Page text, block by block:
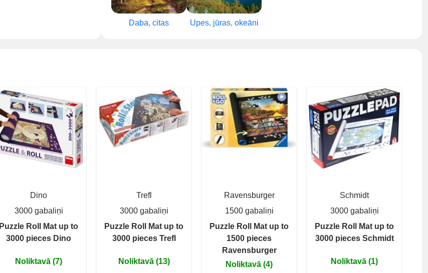
Daba, citas Upes, jūras, okeāni
Dino
3000 gabaliņi
Puzzle Roll Mat up to
3000 pieces Dino
Noliktavā (7)
Trefl
3000 gabaliņi
Puzzle Roll Mat up to
3000 pieces Trefl
Noliktavā (13)
Ravensburger
1500 gabaliņi
Puzzle Roll Mat up to
1500 pieces
Ravensburger
Noliktavā (4)
Schmidt
3000 gabaliņi
Puzzle Roll Mat up to
3000 pieces Schmidt
Noliktavā (1)